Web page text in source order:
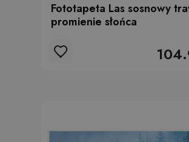
Fototapeta Las sosnowy
promienie słońca